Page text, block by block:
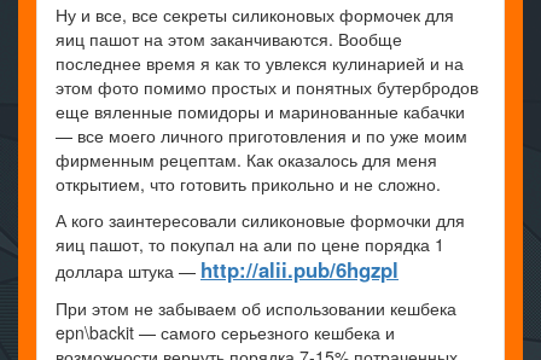
Ну и все, все секреты силиконовых формочек для
яиц пашот на этом заканчиваются. Вообще
последнее время я как то увлекся кулинарией и на
этом фото помимо простых и понятных бутербродов
еще вяленные помидоры и маринованные кабачки
— все моего личного приготовления и по уже моим
фирменным рецептам. Как оказалось для меня
открытием, что готовить прикольно и не сложно.
А кого заинтересовали силиконовые формочки для
яиц пашот, то покупал на али по цене порядка 1
доллара штука — http://alii.pub/6hgzpl
При этом не забываем об использовании кешбека
epn\backit — самого серьезного кешбека и